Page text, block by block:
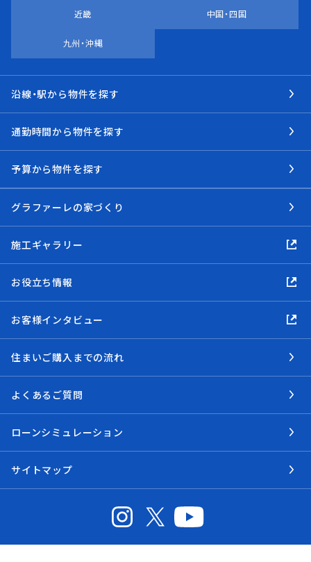
近畿 中国・四国
九州・沖縄
沿線・駅から物件を探す
通勤時間から物件を探す
予算から物件を探す
グラファーレの家づくり
施工ギャラリー
お役立ち情報
お客様インタビュー
住まいご購入までの流れ
よくあるご質問
ローンシミュレーション
サイトマップ